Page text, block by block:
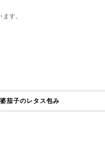
す。
茄子のレタス包み